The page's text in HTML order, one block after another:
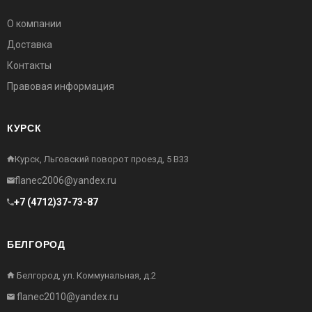
О компании
Доставка
Контакты
Правовая информация
КУРСК
Курск, Льговский поворот проезд, 5 В33
flanec2006@yandex.ru
+7 (4712)37-73-87
БЕЛГОРОД
Белгород, ул. Коммунальная, д.2
flanec2010@yandex.ru